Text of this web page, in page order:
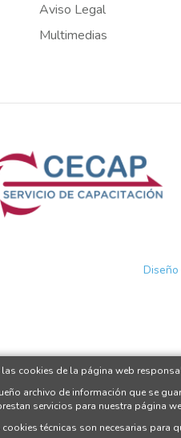
Aviso Legal
Multimedias
cookies de la página web
archivo de información que se
servicios para nuestra página
técnicas son necesarias